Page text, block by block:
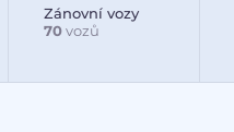
Zánovní vozy
70 vozů